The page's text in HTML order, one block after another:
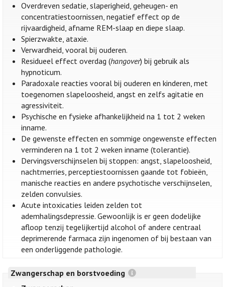
Overdreven sedatie, slaperigheid, geheugen- en
concentratiestoornissen, negatief effect op de
rijvaardigheid, afname REM-slaap en diepe slaap.
Spierzwakte, ataxie.
Verwardheid, vooral bij ouderen.
Residueel effect overdag (hangover) bij gebruik als
hypnoticum.
Paradoxale reacties vooral bij ouderen en kinderen, met
toegenomen slapeloosheid, angst en zelfs agitatie en
agressiviteit.
Psychische en fysieke afhankelijkheid na 1 tot 2 weken
inname.
De gewenste effecten en sommige ongewenste effecten
verminderen na 1 tot 2 weken inname (tolerantie).
Dervingsverschijnselen bij stoppen: angst, slapeloosheid,
nachtmerries, perceptiestoornissen gaande tot fobieën,
manische reacties en andere psychotische verschijnselen,
zelden convulsies.
Acute intoxicaties leiden zelden tot
ademhalingsdepressie. Gewoonlijk is er geen dodelijke
afloop tenzij tegelijkertijd alcohol of andere centraal
deprimerende farmaca zijn ingenomen of bij bestaan van
een onderliggende pathologie.
Zwangerschap en borstvoeding